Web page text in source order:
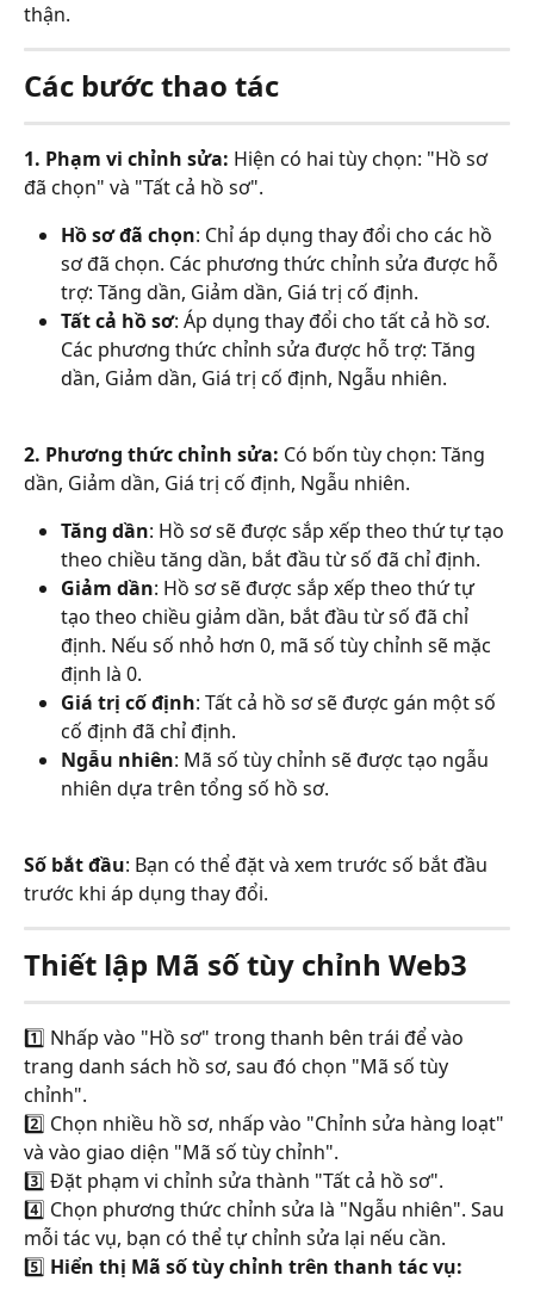
thận.
Các bước thao tác
1. Phạm vi chỉnh sửa: Hiện có hai tùy chọn: "Hồ sơ
đã chọn" và "Tất cả hồ sơ".
Hồ sơ đã chọn: Chỉ áp dụng thay đổi cho các hồ
sơ đã chọn. Các phương thức chỉnh sửa được hỗ
trợ: Tăng dần, Giảm dần, Giá trị cố định.
Tất cả hồ sơ: Áp dụng thay đổi cho tất cả hồ sơ.
Các phương thức chỉnh sửa được hỗ trợ: Tăng
dần, Giảm dần, Giá trị cố định, Ngẫu nhiên.
2. Phương thức chỉnh sửa: Có bốn tùy chọn: Tăng
dần, Giảm dần, Giá trị cố định, Ngẫu nhiên.
Tăng dần: Hồ sơ sẽ được sắp xếp theo thứ tự tạo
theo chiều tăng dần, bắt đầu từ số đã chỉ định.
Giảm dần: Hồ sơ sẽ được sắp xếp theo thứ tự
tạo theo chiều giảm dần, bắt đầu từ số đã chỉ
định. Nếu số nhỏ hơn 0, mã số tùy chỉnh sẽ mặc
định là 0.
Giá trị cố định: Tất cả hồ sơ sẽ được gán một số
cố định đã chỉ định.
Ngẫu nhiên: Mã số tùy chỉnh sẽ được tạo ngẫu
nhiên dựa trên tổng số hồ sơ.
Số bắt đầu: Bạn có thể đặt và xem trước số bắt đầu
trước khi áp dụng thay đổi.
Thiết lập Mã số tùy chỉnh Web3
1️⃣ Nhấp vào "Hồ sơ" trong thanh bên trái để vào
trang danh sách hồ sơ, sau đó chọn "Mã số tùy
chỉnh".
2️⃣ Chọn nhiều hồ sơ, nhấp vào "Chỉnh sửa hàng loạt"
và vào giao diện "Mã số tùy chỉnh".
3️⃣ Đặt phạm vi chỉnh sửa thành "Tất cả hồ sơ".
4️⃣ Chọn phương thức chỉnh sửa là "Ngẫu nhiên". Sau
mỗi tác vụ, bạn có thể tự chỉnh sửa lại nếu cần.
5️⃣ Hiển thị Mã số tùy chỉnh trên thanh tác vụ: